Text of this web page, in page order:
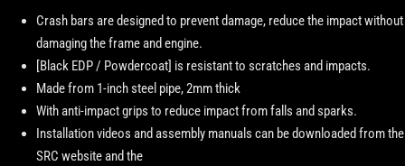
Crash bars are designed to prevent damage, reduce the impact without
damaging the frame and engine.
[Black EDP / Powdercoat] is resistant to scratches and impacts.
Made from 1-inch steel pipe, 2mm thick
With anti-impact grips to reduce impact from falls and sparks.
Installation videos and assembly manuals can be downloaded from the
SRC website and the